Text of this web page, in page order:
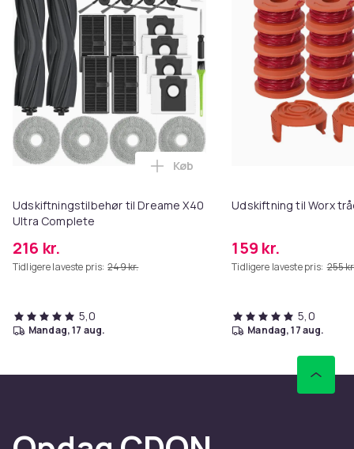
Udskiftningstilbehør til Dreame X40
Ultra Complete
216 kr.
Tidligere laveste pris: 249 kr.
Læg Udskiftningstilbehør til
Køb
5,0
mandag, 17 aug.
Udskiftning til Worx
159 kr.
Tidligere laveste pris: 255
5,0
mandag, 17 aug.